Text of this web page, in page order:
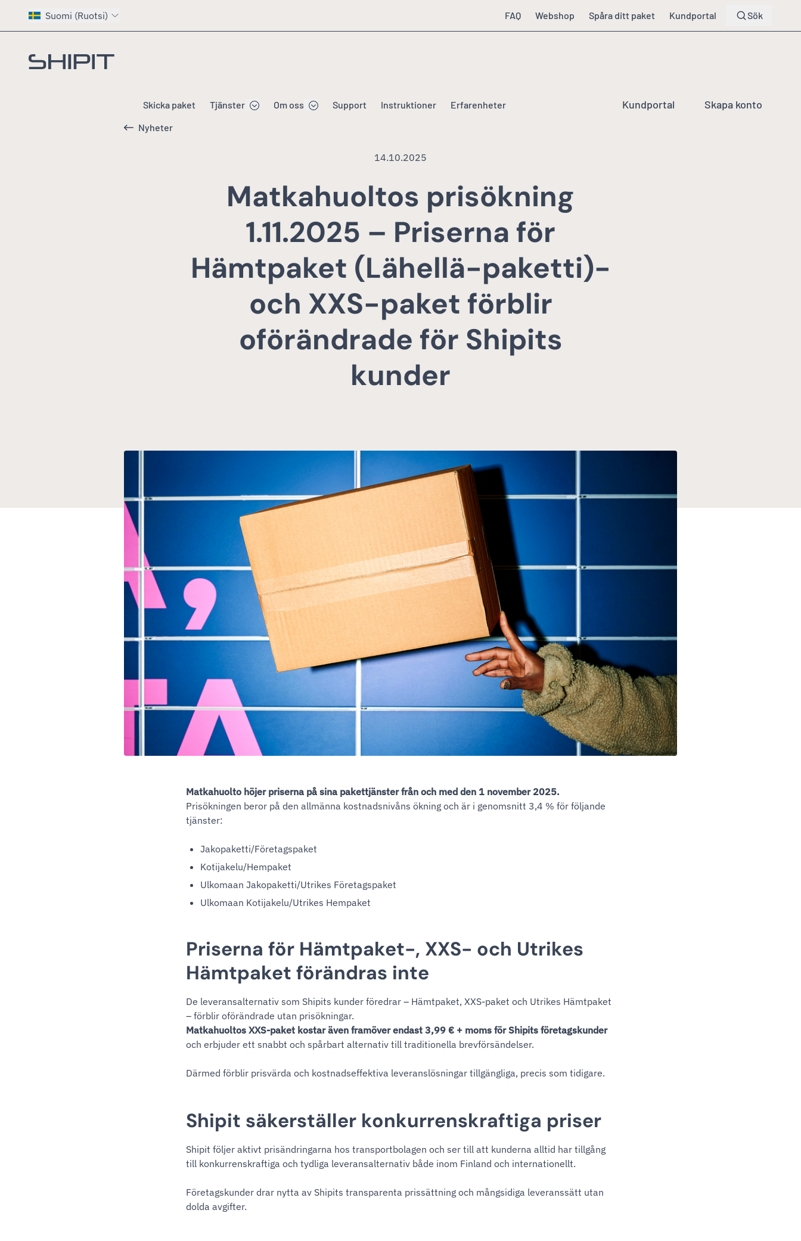
Suomi (Ruotsi) FAQ Webshop Spåra ditt paket Kundportal Sök
Gå till startsidan
Skicka paket Tjänster Om oss Support Instruktioner Erfarenheter Kundportal Skapa konto
Nyheter
14.10.2025
Matkahuoltos prisökning
1.11.2025 – Priserna för
Hämtpaket (Lähellä-paketti)-
och XXS-paket förblir
oförändrade för Shipits
kunder
Matkahuolto höjer priserna på sina pakettjänster från och med den 1 november 2025.
Prisökningen beror på den allmänna kostnadsnivåns ökning och är i genomsnitt 3,4 % för följande
tjänster:
Jakopaketti/Företagspaket
Kotijakelu/Hempaket
Ulkomaan Jakopaketti/Utrikes Företagspaket
Ulkomaan Kotijakelu/Utrikes Hempaket
Priserna för Hämtpaket-, XXS- och Utrikes
Hämtpaket förändras inte
De leveransalternativ som Shipits kunder föredrar – Hämtpaket, XXS-paket och Utrikes Hämtpaket
– förblir oförändrade utan prisökningar.
Matkahuoltos XXS-paket kostar även framöver endast 3,99 € + moms för Shipits företagskunder
och erbjuder ett snabbt och spårbart alternativ till traditionella brevförsändelser.
Därmed förblir prisvärda och kostnadseffektiva leveranslösningar tillgängliga, precis som tidigare.
Shipit säkerställer konkurrenskraftiga priser
Shipit följer aktivt prisändringarna hos transportbolagen och ser till att kunderna alltid har tillgång
till konkurrenskraftiga och tydliga leveransalternativ både inom Finland och internationellt.
Företagskunder drar nytta av Shipits transparenta prissättning och mångsidiga leveranssätt utan
dolda avgifter.